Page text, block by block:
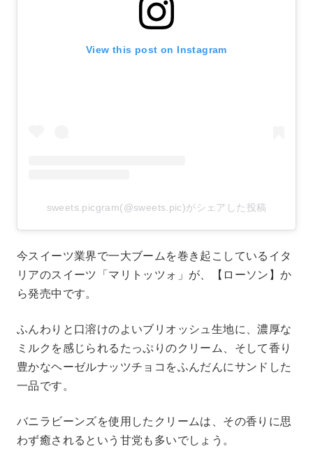
View this post on Instagram
sweets.picgram(@sweets.pic)がシェアした投稿
今スイーツ業界で一大ブームを巻き起こしているイタ
リアのスイーツ「マリトッツォ」が、【ローソン】か
ら発売中です。
ふんわりと口溶けのよいブリオッシュ生地に、濃厚な
ミルクを感じられるたっぷりのクリーム、そして香り
豊かなヘーゼルナッツチョコをふんだんにサンドした
一品です。
バニラビーンズを使用したクリームは、その香りに思
わず癒されるという甘党も多いでしょう。